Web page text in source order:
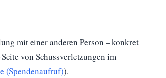
mit einer anderen Person – konkret
von Schussverletzungen im
(Spendenaufruf)).